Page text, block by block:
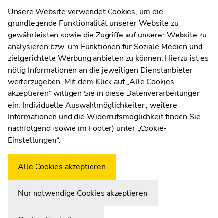
Kommunikation und Öffentlichkeitsarbeit
Moodle
UNIGRAZonline
Impressum
Datenschutzerklärung
Cookie-Einstellungen
Barrierefreiheitserklärung
WetterstationUni Graz
Unsere Website verwendet Cookies, um die
grundlegende Funktionalität unserer Website zu
gewährleisten sowie die Zugriffe auf unserer Website zu
analysieren bzw. um Funktionen für Soziale Medien und
zielgerichtete Werbung anbieten zu können. Hierzu ist es
nötig Informationen an die jeweiligen Dienstanbieter
weiterzugeben. Mit dem Klick auf „Alle Cookies
akzeptieren“ willigen Sie in diese Datenverarbeitungen
ein. Individuelle Auswahlmöglichkeiten, weitere
Informationen und die Widerrufsmöglichkeit finden Sie
nachfolgend (sowie im Footer) unter „Cookie-
Einstellungen“.
Alle Cookies akzeptieren
Nur notwendige Cookies akzeptieren